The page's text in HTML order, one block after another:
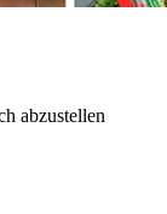
abzustellen